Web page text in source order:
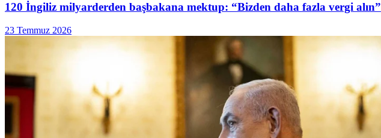
120 İngiliz milyarderden başbakana mektup: “Bizden daha fazla vergi alın”
23 Temmuz 2026